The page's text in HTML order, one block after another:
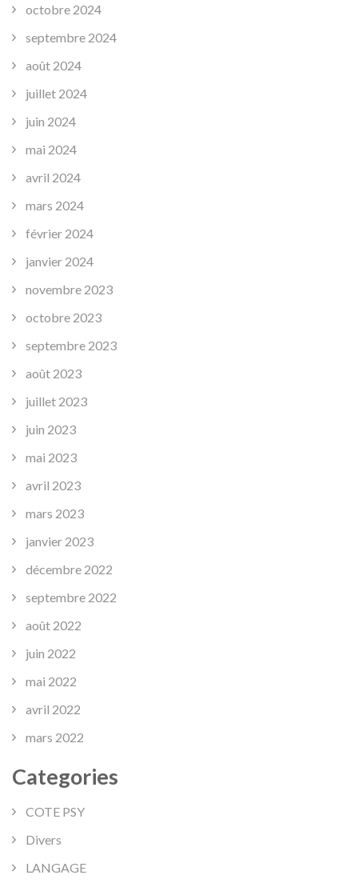
octobre 2024
septembre 2024
août 2024
juillet 2024
juin 2024
mai 2024
avril 2024
mars 2024
février 2024
janvier 2024
novembre 2023
octobre 2023
septembre 2023
août 2023
juillet 2023
juin 2023
mai 2023
avril 2023
mars 2023
janvier 2023
décembre 2022
septembre 2022
août 2022
juin 2022
mai 2022
avril 2022
mars 2022
Categories
COTE PSY
Divers
LANGAGE